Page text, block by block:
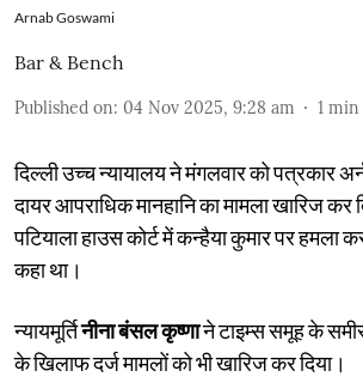
Arnab Goswami
Bar & Bench
Published on: 04 Nov 2025, 9:28 am 1 min
दिल्ली उच्च न्यायालय ने मंगलवार को पत्रकार
दायर आपराधिक मानहानि का मामला खारिज कर
पटियाला हाउस कोर्ट में कन्हैया कुमार पर हमला
कहा था।
न्यायमूर्तिनीना बंसल कृष्णाने टाइम्स समूह के
के खिलाफ दर्ज मामलों को भी खारिज कर दिया।